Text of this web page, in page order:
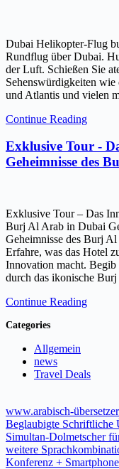
Dubai Helikopter-Flug
Rundflug über Dubai.
der Luft. Schießen Sie
Sehenswürdigkeiten
und Atlantis und vielen
Continue Reading
Exklusive Tour -
Geheimnisse des
Exklusive Tour – Das
Burj Al Arab in Dubai
Geheimnisse des Burj
Erfahre, was das Hotel
Innovation macht.
durch das ikonische
Continue Reading
Categories
Allgemein
news
Travel Deals
www.arabisch-
Beglaubigte Schriftliche
Simultan-Dolmetscher
weitere
Konferenz +